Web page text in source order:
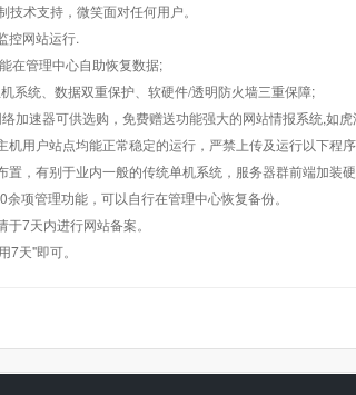
术支持，微笑面对任何用户。
控网站运行.
在管理中心自助恢复数据;
系统、数据双重保护、软硬件/透明防火墙三重保障;
加速器可供选购，免费赠送功能强大的网站情报系统,如
用户站点均能正常稳定的运行，严禁上传及运行以下程
，有别于业内一般的传统单机系统，服务器群前端加装
项管理功能，可以自行在管理中心恢复备份。
7天内进行网站备案。
天"即可。